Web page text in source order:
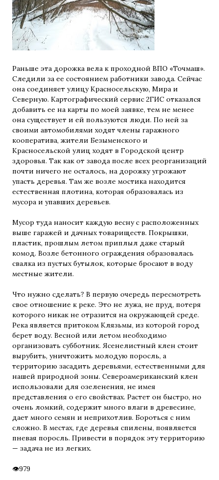
Раньше эта дорожка вела к проходной ВПО «Точмаш».
Следили за ее состоянием работники завода. Сейчас
она соединяет улицу Красносельскую, Мира и
Северную. Картографический сервис 2ГИС отказался
добавить ее на карты по моей заявке, тем не менее
она существует и ей пользуются люди. По ней за
своими автомобилями ходят члены гаражного
кооператива, жители Безыменского и
Красносельской улиц ходят в Городской центр
здоровья. Так как от завода после всех реорганизаций
почти ничего не осталось, на дорожку угрожают
упасть деревья. Там же возле мостика находится
естественная плотина, которая образовалась из
мусора и упавших деревьев.
Мусор туда наносит каждую весну с расположенных
выше гаражей и дачных товариществ. Покрышки,
пластик, прошлым летом приплыл даже старый
комод. Возле бетонного ограждения образовалась
свалка из пустых бутылок, которые бросают в воду
местные жители.
Что нужно сделать? В первую очередь пересмотреть
свое отношение к реке. Это не лужа, не пруд, потеря
которого никак не отразится на окружающей среде.
Река является притоком Клязьмы, из которой город
берет воду. Весной или летом необходимо
организовать субботник. Ясенелистный клен стоит
вырубить, уничтожить молодую поросль, а
территорию засадить деревьями, естественными для
нашей природной зоны. Североамериканский клен
использовали для озеленения, не имея
представления о его свойствах. Растет он быстро, но
очень ломкий, содержит много влаги в древесине,
дает много семян и неприхотлив. Бороться с ним
сложно. В местах, где деревья спилены, появляется
пневая поросль. Привести в порядок эту территорию
— задача не из легких.
979